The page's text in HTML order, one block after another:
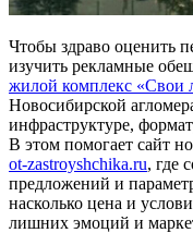
Чтобы здраво оценить
изучить рекламные
жилой комплекс «Свои
Новосибирской
инфраструктуре,
В этом помогает сайт
ot-zastroyshchika.ru, где
предложений и
насколько цена и
лишних эмоций и